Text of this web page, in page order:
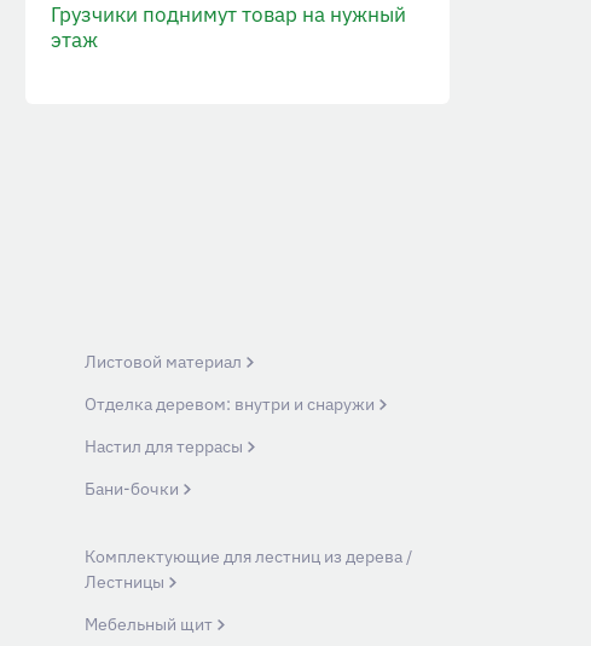
Грузчики поднимут товар на нужный
этаж
Листовой материал
Отделка деревом: внутри и снаружи
Настил для террасы
Бани-бочки
Комплектующие для лестниц из дерева /
Лестницы
Мебельный щит